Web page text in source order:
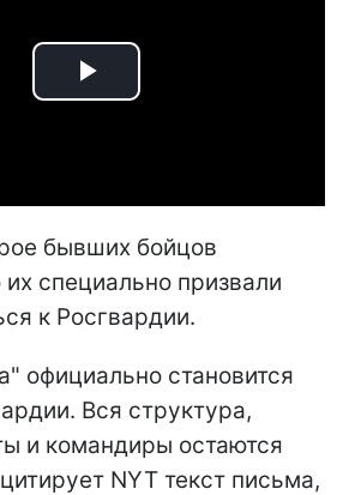
Play
бывших бойцов
их специально призвали
к Росгвардии.
официально становится
Вся структура,
и командиры остаются
NYT текст письма,